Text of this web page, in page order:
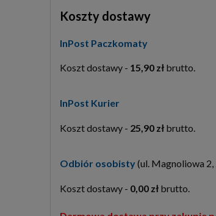
Koszty dostawy
InPost Paczkomaty
15,90 zł
InPost Kurier
25,90 zł
Odbiór osobisty(ul. Magnoliowa
0,00 zł